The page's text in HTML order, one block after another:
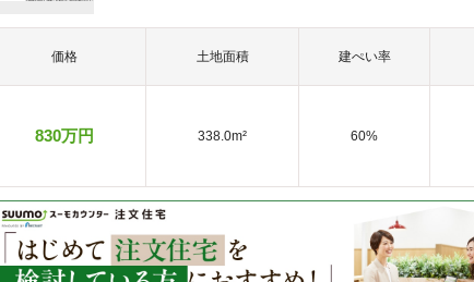
価格 土地面積 建ぺい率
830万円 338.0m² 60%